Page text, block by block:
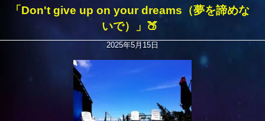
「Don't give up on your dreams（夢を諦めな
いで）」🍑
2025年5月15日